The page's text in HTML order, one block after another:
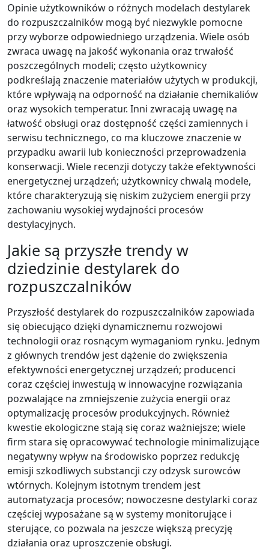
Opinie użytkowników o różnych modelach destylarek
do rozpuszczalników mogą być niezwykle pomocne
przy wyborze odpowiedniego urządzenia. Wiele osób
zwraca uwagę na jakość wykonania oraz trwałość
poszczególnych modeli; często użytkownicy
podkreślają znaczenie materiałów użytych w produkcji,
które wpływają na odporność na działanie chemikaliów
oraz wysokich temperatur. Inni zwracają uwagę na
łatwość obsługi oraz dostępność części zamiennych i
serwisu technicznego, co ma kluczowe znaczenie w
przypadku awarii lub konieczności przeprowadzenia
konserwacji. Wiele recenzji dotyczy także efektywności
energetycznej urządzeń; użytkownicy chwalą modele,
które charakteryzują się niskim zużyciem energii przy
zachowaniu wysokiej wydajności procesów
destylacyjnych.
Jakie są przyszłe trendy w
dziedzinie destylarek do
rozpuszczalników
Przyszłość destylarek do rozpuszczalników zapowiada
się obiecująco dzięki dynamicznemu rozwojowi
technologii oraz rosnącym wymaganiom rynku. Jednym
z głównych trendów jest dążenie do zwiększenia
efektywności energetycznej urządzeń; producenci
coraz częściej inwestują w innowacyjne rozwiązania
pozwalające na zmniejszenie zużycia energii oraz
optymalizację procesów produkcyjnych. Również
kwestie ekologiczne stają się coraz ważniejsze; wiele
firm stara się opracowywać technologie minimalizujące
negatywny wpływ na środowisko poprzez redukcję
emisji szkodliwych substancji czy odzysk surowców
wtórnych. Kolejnym istotnym trendem jest
automatyzacja procesów; nowoczesne destylarki coraz
częściej wyposażane są w systemy monitorujące i
sterujące, co pozwala na jeszcze większą precyzję
działania oraz uproszczenie obsługi.